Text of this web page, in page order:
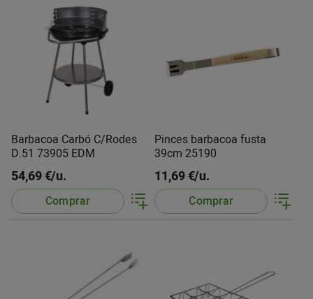
Barbacoa Carbó C/Rodes
D.51 73905 EDM
54,69 €/u.
Comprar
Pinces barbacoa fusta
39cm 25190
11,69 €/u.
Comprar